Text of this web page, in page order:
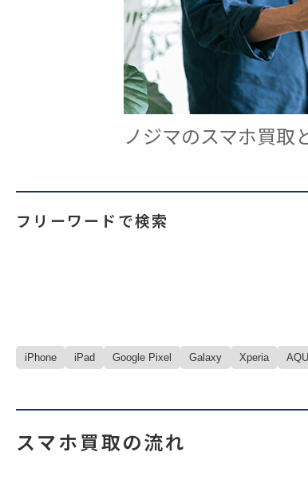
ノジマのスマホ買取
フリーワードで検索
iPhone iPad Google Pixel Galaxy Xperia
スマホ買取の流れ